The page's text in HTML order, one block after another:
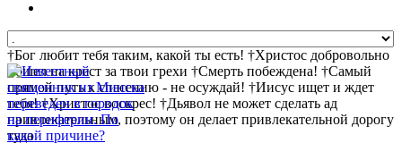
†Бог любит тебя таким, какой ты есть! †Христос добровольно
пошел на крест за твои грехи †Смерть побеждена! †Самый
прямой путь к спасению - не осуждай! †Иисус ищет и ждет
тебя! †Христос воскрес! †Дьявол не может сделать ад
привлекательным, поэтому он делает привлекательной дорогу
туда